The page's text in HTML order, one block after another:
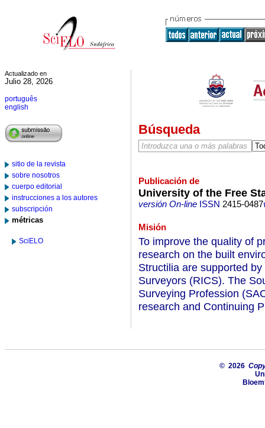
Actualizado en
Julio 28, 2026
português
english
sitio de la revista
sobre nosotros
cuerpo editorial
instrucciones a los autores
subscripción
métricas
SciELO
Búsqueda
Publicación de
University of the Free
versión On-lineISSN 2415-0487
Misión
To improve the quality of
research on the built
Structilia are supported
Surveyors (RICS). The
Surveying Profession
research and Continuing
© 2026